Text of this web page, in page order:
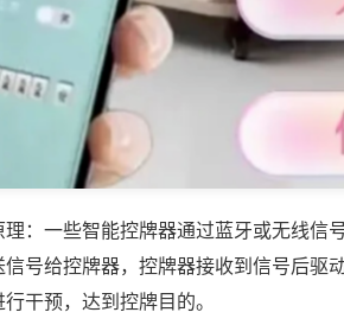
：一些智能控牌器通过蓝牙或无线信
号给控牌器，控牌器接收到信号后驱
干预，达到控牌目的。